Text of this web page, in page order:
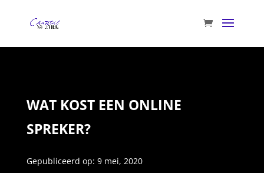
WAT KOST EEN ONLINE
SPREKER?
Gepubliceerd op: 9 mei, 2020